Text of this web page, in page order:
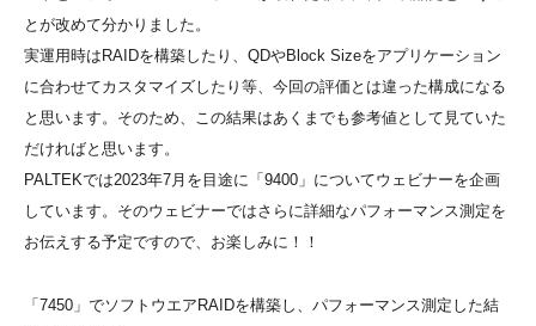
とが改めて分かりました。
実運用時はRAIDを構築したり、QDやBlock Sizeをアプリケーション
に合わせてカスタマイズしたり等、今回の評価とは違った構成になる
と思います。そのため、この結果はあくまでも参考値として見ていた
だければと思います。
PALTEKでは2023年7月を目途に「9400」についてウェビナーを企画
しています。そのウェビナーではさらに詳細なパフォーマンス測定を
お伝えする予定ですので、お楽しみに！！
「7450」でソフトウエアRAIDを構築し、パフォーマンス測定した結